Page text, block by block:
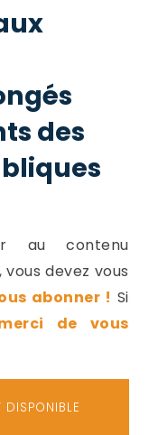
des
au contenu
devez vous
abonner ! Si
de vous